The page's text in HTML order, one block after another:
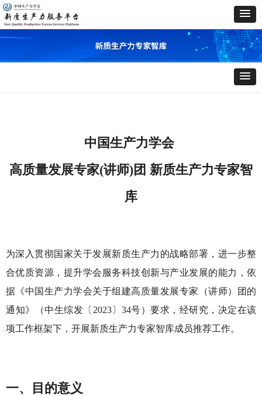
一、目的意义
中国生产力学会
高质量发展专家(讲师)团 新质生产力专家智
库
为深入贯彻国家关于发展新质生产力的战略部署，进一步整
合优质资源，提升学会服务科技创新与产业发展的能力，依
据《中国生产力学会关于组建高质量发展专家（讲师）团的
通知》（中生综发〔2023〕34号）要求，经研究，决定在该
项工作框架下，开展新质生产力专家智库成员推荐工作。